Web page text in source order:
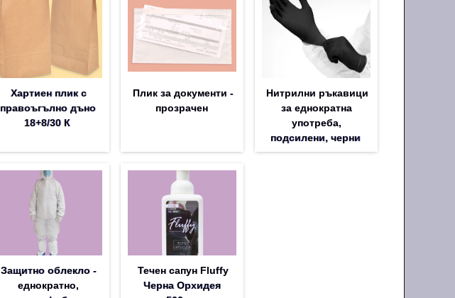
Хартиен плик с
правоъгълно дъно
18+8/30 К
Плик за документи -
прозрачен
Нитрилни ръкавици
за еднократна
употреба,
подсилени, черни
Защитно облекло -
еднократно,
Течен сапун Fluffy
Черна Орхидея